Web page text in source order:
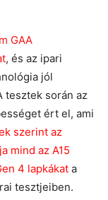
GAA
, és az ipari
jól
tesztek során az
ért el, ami
szerint az
mind az A15
4 lapkákat a
tesztjeiben.